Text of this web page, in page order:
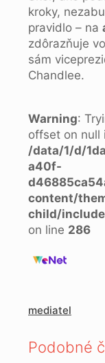
kroky,
pravidlo – na
zdôrazňuje
sám
Chandlee.
Warning:
offset on null
/data/1/d/
a40f-
content/
child/
on line 286
mediatel
Podobné